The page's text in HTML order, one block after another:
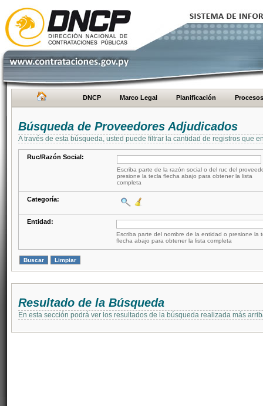
DNCP Marco Legal Planificación Procesos
Búsqueda de Proveedores Adjudicados
A través de esta búsqueda, usted puede filtrar la cantidad de registros que
Ruc/Razón Social:
Escriba parte de la razón social o del ruc del
presione la tecla flecha abajo para obtener la lista
completa
Categoría:
Entidad:
Escriba parte del nombre de la entidad o presione la
flecha abajo para obtener la lista completa
Resultado de la Búsqueda
En esta sección podrá ver los resultados de la búsqueda realizada más